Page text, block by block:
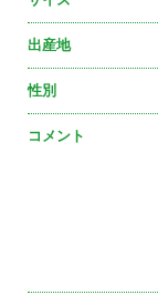
出産地
性別
コメント